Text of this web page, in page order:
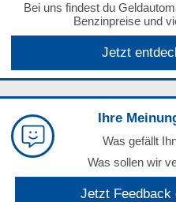
Bei uns findest du
Benzinpreise und
Jetzt
Ihre
Was gefällt
Was sollen wir
Jetzt Feedback